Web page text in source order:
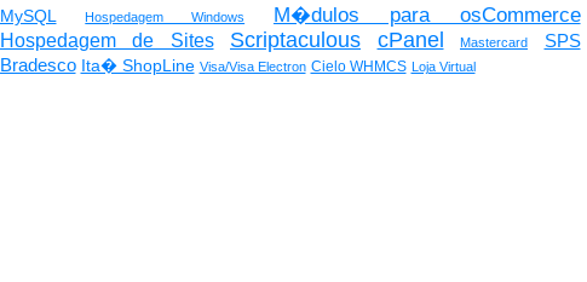
MySQL Hospedagem Windows M�dulos para osCommerce
Hospedagem de Sites Scriptaculous cPanel Mastercard
SPS
Bradesco Ita� ShopLine Visa/Visa Electron Cielo WHMCS Loja Virtual